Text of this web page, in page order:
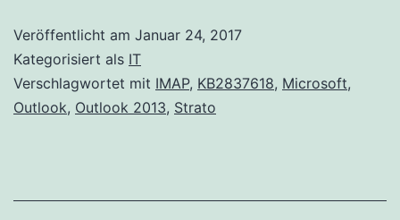
mit
Strato
IMAP
Veröffentlicht am Januar 24, 2017
Kategorisiert als IT
Verschlagwortet mit IMAP, KB2837618, Microsoft,
Outlook, Outlook 2013, Strato